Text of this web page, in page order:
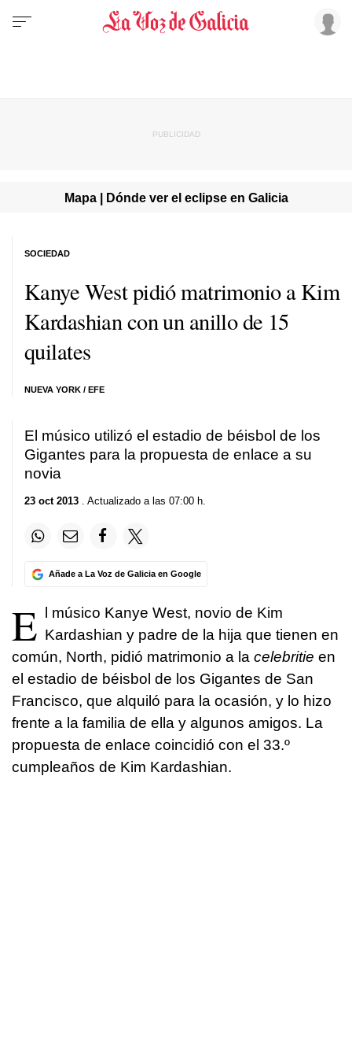
Mapa | Dónde ver el eclipse en Galicia
Kanye West pidió matrimonio a Kim
Kardashian con un anillo de 15
quilates
NUEVA YORK / EFE
SOCIEDAD
El músico utilizó el estadio de béisbol de los
Gigantes para la propuesta de enlace a su
novia
23 oct 2013 . Actualizado a las 07:00 h.
Añade a La Voz de Galicia en Google
E
l músico Kanye West, novio de Kim
Kardashian y padre de la hija que tienen en
común, North, pidió matrimonio a la celebritie en
el estadio de béisbol de los Gigantes de San
Francisco, que alquiló para la ocasión, y lo hizo
frente a la familia de ella y algunos amigos. La
propuesta de enlace coincidió con el 33.º
cumpleaños de Kim Kardashian.